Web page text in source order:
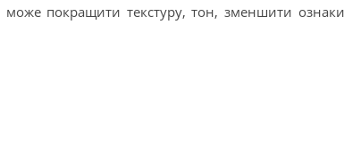
може покращити текстуру, тон, зменшити